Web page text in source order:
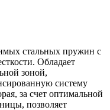
стальных пружин с
Обладает
зоной,
систему
за счет оптимальной
позволяет